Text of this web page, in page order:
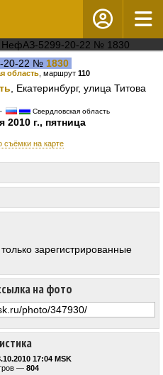
20-22 № 1830
область, маршрут 110
, Екатеринбург, улица Титова
· Свердловская область
2010 г., пятница
съёмки на карте
17:04 MSK
— 804
на фото
зарегистрированные